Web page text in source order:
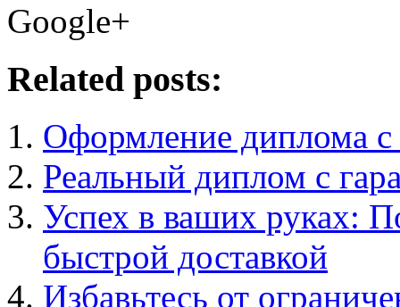
Google+
Related posts:
Оформление диплома
Реальный диплом с
Успех в ваших руках:
быстрой доставкой
Избавьтесь от